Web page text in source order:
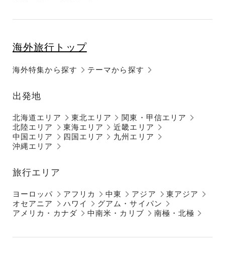
海外旅行トップ
海外特集から探す テーマから探す
出発地
北海道エリア 東北エリア
関東・甲信エリア
北陸エリア
東海エリア
近畿エリア
中国エリア
四国エリア
九州エリア
沖縄エリア
旅行エリア
ヨーロッパ アフリカ 中東 アジア
東アジア
オセアニア
ハワイ
グアム・サイパン
アメリカ・カナダ
中南米・カリブ 南極・北極